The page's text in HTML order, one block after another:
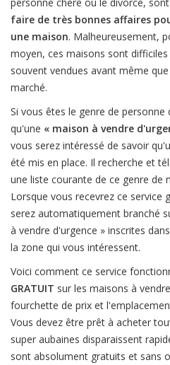
faire de très bonnes affaires
une maison. Malheureusement,
moyen, ces maisons sont
souvent vendues avant même
marché.
Si vous êtes le genre de
qu'une « maison à vendre
vous serez intéressé de savoir
été mis en place. Il recherche et
une liste courante de ce genre de
Lorsque vous recevrez ce service
serez automatiquement branché
à vendre d'urgence » inscrites
la zone qui vous intéressent.
Voici comment ce service
GRATUIT sur les maisons à
fourchette de prix et
Vous devez être prêt à acheter
super aubaines disparaissent
sont absolument gratuits et sans